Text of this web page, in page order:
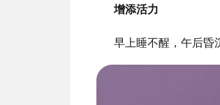
增添活力
早上睡不醒，午后昏